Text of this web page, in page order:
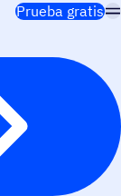
Prueba gratis